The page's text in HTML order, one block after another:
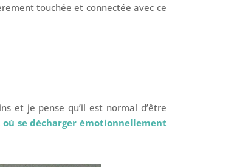
touchée et connectée avec ce
et je pense qu’il est normal d’être
se décharger émotionnellement